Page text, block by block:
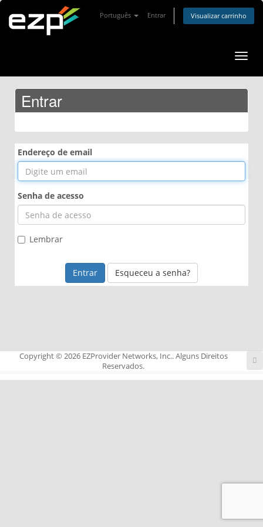
Português Entrar Visualizar carrinho
Entrar
Endereço de email
Senha de acesso
Lembrar
Esqueceu a senha?
Copyright © 2026 EZProvider Networks, Inc.. Alguns Direitos
Reservados.